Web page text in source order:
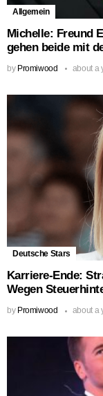
Allgemein
Michelle: Freund
gehen beide mit
by Promiwood about a
Deutsche Stars
Karriere-Ende:
Wegen
by Promiwood about a